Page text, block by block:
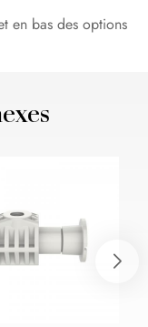
en bas des options